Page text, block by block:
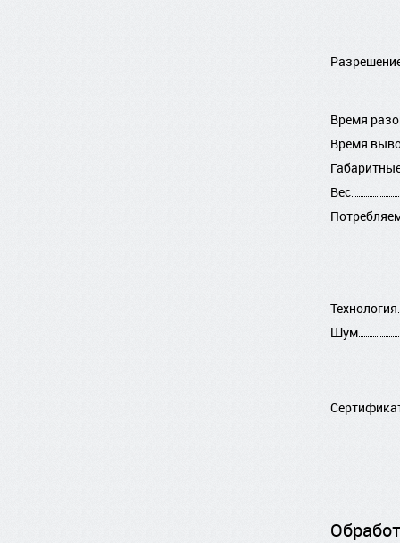
Время
Время
Вес
Технология
Шум